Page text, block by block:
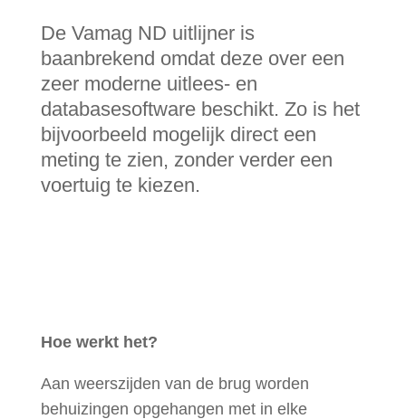
De Vamag ND uitlijner is
baanbrekend omdat deze over een
zeer moderne uitlees- en
databasesoftware beschikt. Zo is het
bijvoorbeeld mogelijk direct een
meting te zien, zonder verder een
voertuig te kiezen.
Hoe werkt het?
Aan weerszijden van de brug worden
behuizingen opgehangen met in elke